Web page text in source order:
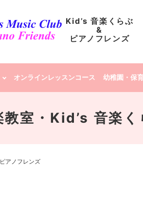
Kid’s 音楽くらぶ
&
ピアノフレンズ
オンラインレッスンコース 幼稚園・保
室・Kid’s 音楽
アノフレンズ